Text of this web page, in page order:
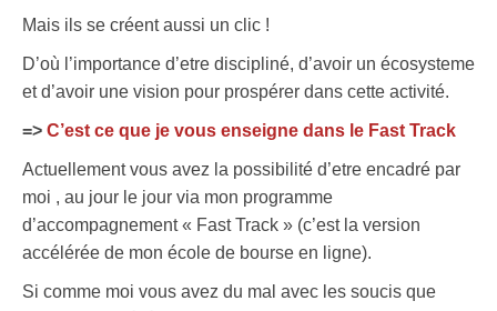
Mais ils se créent aussi un clic !
D’où l’importance d’etre discipliné, d’avoir un écosysteme
et d’avoir une vision pour prospérer dans cette activité.
=> C’est ce que je vous enseigne dans le Fast Track
Actuellement vous avez la possibilité d’etre encadré par
moi , au jour le jour via mon programme
d’accompagnement « Fast Track » (c’est la version
accélérée de mon école de bourse en ligne).
Si comme moi vous avez du mal avec les soucis que